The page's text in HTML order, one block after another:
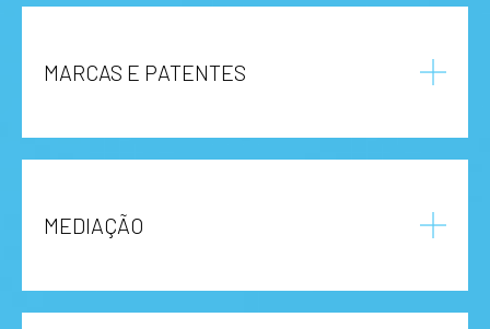
MARCAS E PATENTES
MEDIAÇÃO